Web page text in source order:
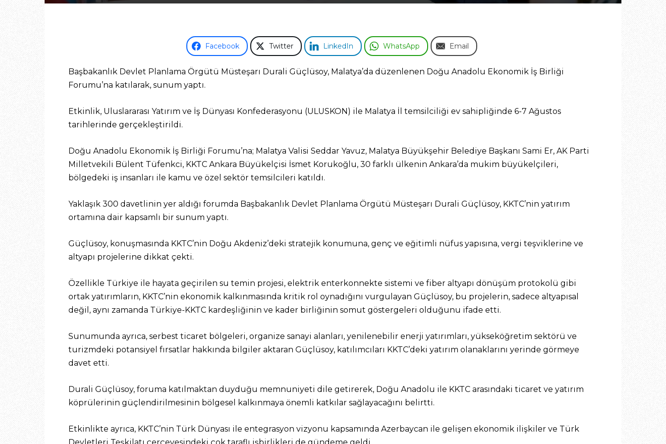
Facebook Twitter LinkedIn WhatsApp Email
Başbakanlık Devlet Planlama Örgütü Müsteşarı Durali Güçlüsoy, Malatya’da düzenlenen Doğu Anadolu Ekonomik İş Birliği
Forumu’na katılarak, sunum yaptı.
Etkinlik, Uluslararası Yatırım ve İş Dünyası Konfederasyonu (ULUSKON) ile Malatya İl temsilciliği ev sahipliğinde 6-7 Ağustos
tarihlerinde gerçekleştirildi.
Doğu Anadolu Ekonomik İş Birliği Forumu’na; Malatya Valisi Seddar Yavuz, Malatya Büyükşehir Belediye Başkanı Sami Er, AK Parti
Milletvekili Bülent Tüfenkci, KKTC Ankara Büyükelçisi İsmet Korukoğlu, 30 farklı ülkenin Ankara’da mukim büyükelçileri,
bölgedeki iş insanları ile kamu ve özel sektör temsilcileri katıldı.
Yaklaşık 300 davetlinin yer aldığı forumda Başbakanlık Devlet Planlama Örgütü Müsteşarı Durali Güçlüsoy, KKTC’nin yatırım
ortamına dair kapsamlı bir sunum yaptı.
Güçlüsoy, konuşmasında KKTC’nin Doğu Akdeniz’deki stratejik konumuna, genç ve eğitimli nüfus yapısına, vergi teşviklerine ve
altyapı projelerine dikkat çekti.
Özellikle Türkiye ile hayata geçirilen su temin projesi, elektrik enterkonnekte sistemi ve fiber altyapı dönüşüm protokolü gibi
ortak yatırımların, KKTC’nin ekonomik kalkınmasında kritik rol oynadığını vurgulayan Güçlüsoy, bu projelerin, sadece altyapısal
değil, aynı zamanda Türkiye-KKTC kardeşliğinin ve kader birliğinin somut göstergeleri olduğunu ifade etti.
Sunumunda ayrıca, serbest ticaret bölgeleri, organize sanayi alanları, yenilenebilir enerji yatırımları, yükseköğretim sektörü ve
turizmdeki potansiyel fırsatlar hakkında bilgiler aktaran Güçlüsoy, katılımcıları KKTC’deki yatırım olanaklarını yerinde görmeye
davet etti.
Durali Güçlüsoy, foruma katılmaktan duyduğu memnuniyeti dile getirerek, Doğu Anadolu ile KKTC arasındaki ticaret ve yatırım
köprülerinin güçlendirilmesinin bölgesel kalkınmaya önemli katkılar sağlayacağını belirtti.
Etkinlikte ayrıca, KKTC’nin Türk Dünyası ile entegrasyon vizyonu kapsamında Azerbaycan ile gelişen ekonomik ilişkiler ve Türk